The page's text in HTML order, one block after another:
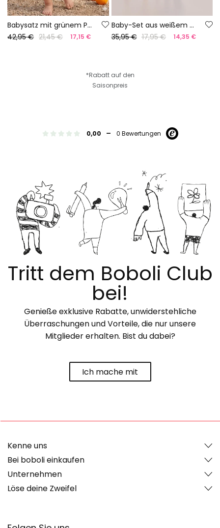
Babysatz mit grünem Poloshirt und Latzhose
42,95 € 21,45 € 17,15 €
Baby-Set aus weißem Baumwoll-T-Shirt und Hose
35,95 € 17,95 € 14,35 €
*Rabatt auf den
Saisonpreis
0,00 - 0 Bewertungen
Tritt dem Boboli Club
bei!
Genieße exklusive Rabatte, unwiderstehliche
Überraschungen und Vorteile, die nur unsere
Mitglieder erhalten. Bist du dabei?
Ich mache mit
Kenne uns
Bei boboli einkaufen
Unternehmen
Löse deine Zweifel